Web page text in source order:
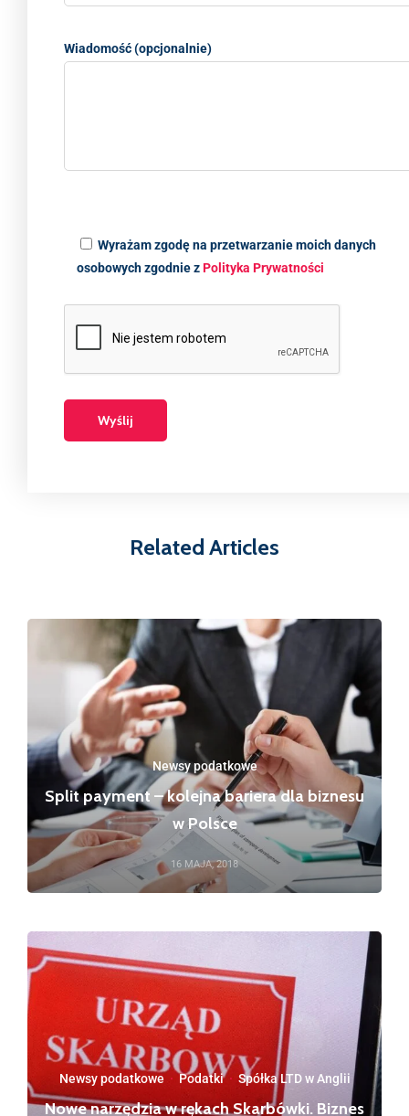
Wiadomość (opcjonalnie)
Wyrażam zgodę na przetwarzanie moich danych
osobowych zgodnie zPolityka Prywatności
Related Articles
Newsy podatkowe
Split payment – kolejna bariera dla biznesu
w Polsce
16 MAJA, 2018
Newsy podatkowe·Podatki· Spółka LTD w Anglii
Nowe narzędzia w rękach Skarbówki. Biznes